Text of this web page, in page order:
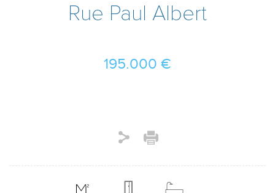
Rue Paul Albert
195.000 €